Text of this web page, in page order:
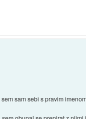
sam sebi s pravim